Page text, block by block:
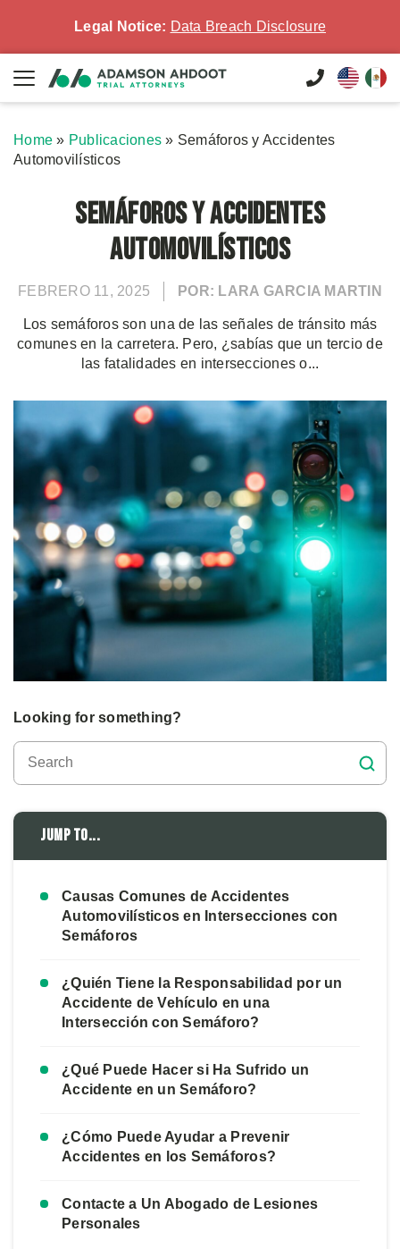
Legal Notice: Data Breach Disclosure
Home » Publicaciones » Semáforos y Accidentes
Automovilísticos
Semáforos y Accidentes
Automovilísticos
FEBRERO 11, 2025 POR: LARA GARCIA MARTIN
Los semáforos son una de las señales de tránsito más
comunes en la carretera. Pero, ¿sabías que un tercio de
las fatalidades en intersecciones o...
Looking for something?
Jump to...
Causas Comunes de Accidentes
Automovilísticos en Intersecciones con
Semáforos
¿Quién Tiene la Responsabilidad por un
Accidente de Vehículo en una
Intersección con Semáforo?
¿Qué Puede Hacer si Ha Sufrido un
Accidente en un Semáforo?
¿Cómo Puede Ayudar a Prevenir
Accidentes en los Semáforos?
Contacte a Un Abogado de Lesiones
Personales